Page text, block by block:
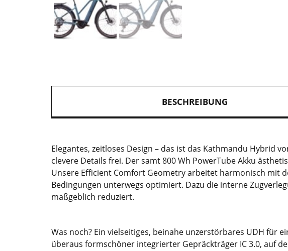
BESCHREIBUNG
Elegantes, zeitloses Design – das ist das Kathmandu Hybrid
clevere Details frei. Der samt 800 Wh PowerTube Akku
Unsere Efficient Comfort Geometry arbeitet harmonisch mit
Bedingungen unterwegs optimiert. Dazu die interne
maßgeblich reduziert.
Was noch? Ein vielseitiges, beinahe unzerstörbares UDH
überaus formschöner integrierter Gepräckträger IC 3.0, auf